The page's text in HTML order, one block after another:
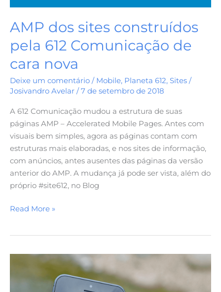
AMP dos sites construídos
pela 612 Comunicação de
cara nova
Deixe um comentário / Mobile, Planeta 612, Sites /
Josivandro Avelar /7 de setembro de 2018
A 612 Comunicação mudou a estrutura de suas
páginas AMP – Accelerated Mobile Pages. Antes com
visuais bem simples, agora as páginas contam com
estruturas mais elaboradas, e nos sites de informação,
com anúncios, antes ausentes das páginas da versão
anterior do AMP. A mudança já pode ser vista, além do
próprio #site612, no Blog
Read More »